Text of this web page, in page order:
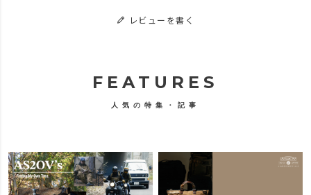
レビューを書く
FEATURES
人気の特集・記事